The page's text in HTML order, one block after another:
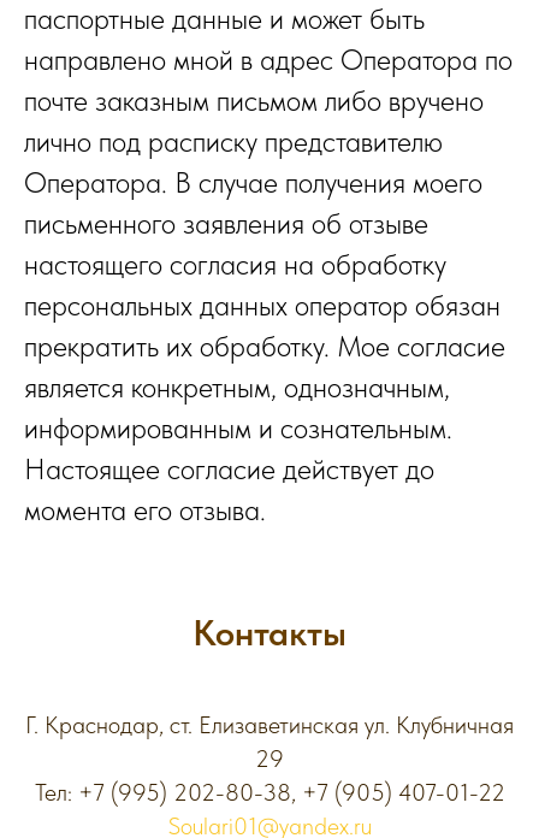
паспортные данные и может быть
направлено мной в адрес Оператора по
почте заказным письмом либо вручено
лично под расписку представителю
Оператора. В случае получения моего
письменного заявления об отзыве
настоящего согласия на обработку
персональных данных оператор обязан
прекратить их обработку. Мое согласие
является конкретным, однозначным,
информированным и сознательным.
Настоящее согласие действует до
момента его отзыва.
Контакты
Г. Краснодар, ст. Елизаветинская ул. Клубничная
29
Тел: +7 (995) 202-80-38, +7 (905) 407-01-22
Soulari01@yandex.ru